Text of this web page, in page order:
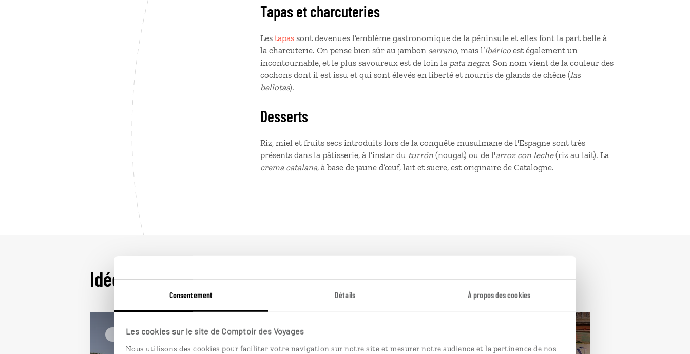
Consentement Détails À propos des cookies
Les cookies sur le site de Comptoir des Voyages
Nous utilisons des cookies pour faciliter votre navigation sur notre site et mesurer notre audience et la pertinence de nos
Tapas et charcuteries
Les tapas sont devenues l’emblème gastronomique de la péninsule et elles font la part belle à
la charcuterie. On pense bien sûr au jambon serrano, mais l’ibéricoest également un
incontournable, et le plus savoureux est de loin la pata negra. Son nom vient de la couleur des
cochons dont il est issu et qui sont élevés en liberté et nourris de glands de chêne (las
bellotas).
Desserts
Riz, miel et fruits secs introduits lors de la conquête musulmane de l'Espagne sont très
présents dans la pâtisserie, à l’instar du turrón (nougat) ou de l'arroz con leche(riz au lait). La
crema catalana, à base de jaune d’œuf, lait et sucre, est originaire de Catalogne.
Idées de voyage en Espagne
En famille Espagne En famille Espagne